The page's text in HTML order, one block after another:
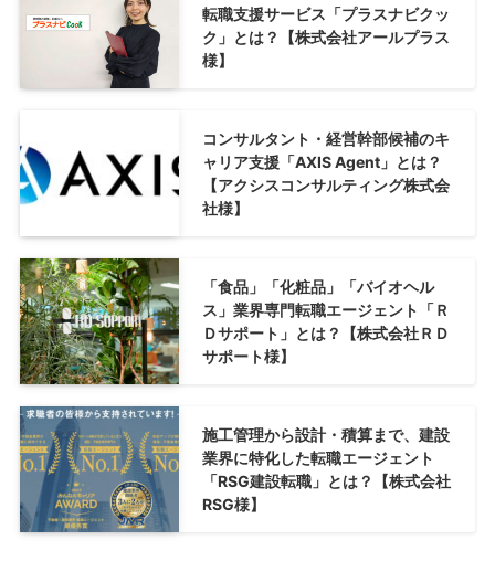
転職支援サービス「プラスナビクッ
ク」とは？【株式会社アールプラス
様】
コンサルタント・経営幹部候補のキ
ャリア支援「AXIS Agent」とは？
【アクシスコンサルティング株式会
社様】
「食品」「化粧品」「バイオヘル
ス」業界専門転職エージェント「Ｒ
Ｄサポート」とは？【株式会社ＲＤ
サポート様】
施工管理から設計・積算まで、建設
業界に特化した転職エージェント
「RSG建設転職」とは？【株式会社
RSG様】